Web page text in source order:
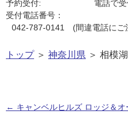
予約受付:
電話で
受付電話番号：
042-787-0141 (間違電話にご
トップ＞ 神奈川県 ＞ 相模
← キャンベルヒルズ ロッジ＆